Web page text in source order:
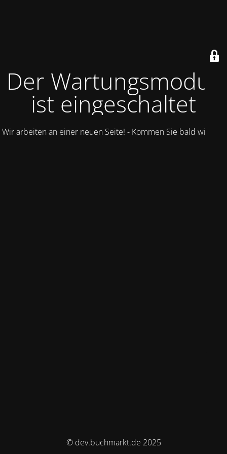
Der Wartungsmodus
ist eingeschaltet
Wir arbeiten an einer neuen Seite! - Kommen Sie bald wieder.
© dev.buchmarkt.de 2025